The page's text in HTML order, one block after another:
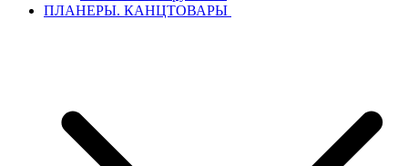
ПЛАНЕРЫ. КАНЦТОВАРЫ